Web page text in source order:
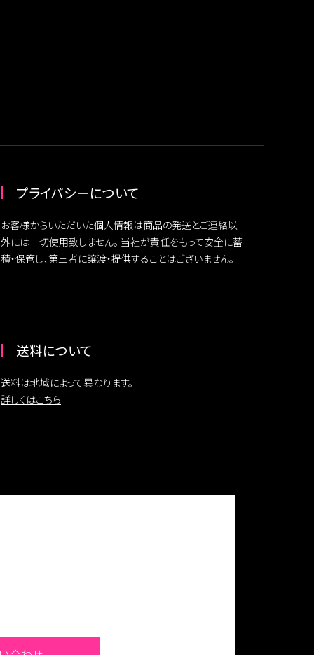
プライバシーについて
お客様からいただいた個人情報は商品の発送とご連絡以
外には一切使用致しません。 当社が責任をもって安全に蓄
積・保管し、第三者に譲渡・提供することはございません。
送料について
送料は地域によって異なります。
詳しくはこちら